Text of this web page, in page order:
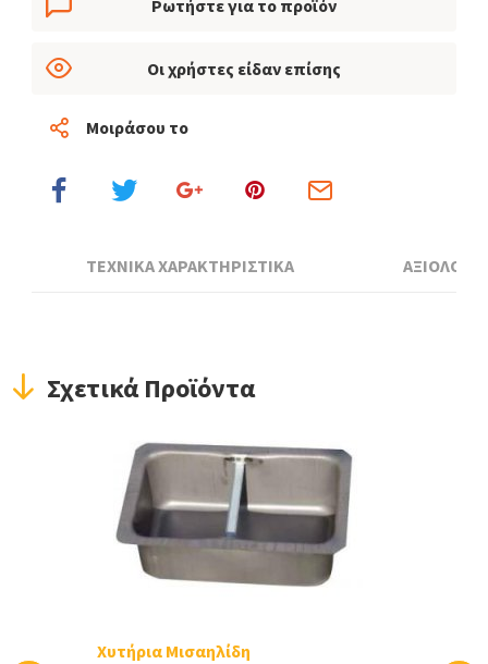
Ρωτήστε για το προϊόν
Οι χρήστες είδαν επίσης
Μοιράσου το
ΤΕΧΝΙΚΑ ΧΑΡΑΚΤΗΡΙΣΤΙΚΑ
Σχετικά Προϊόντα
Χυτήρια Μισαηλίδη